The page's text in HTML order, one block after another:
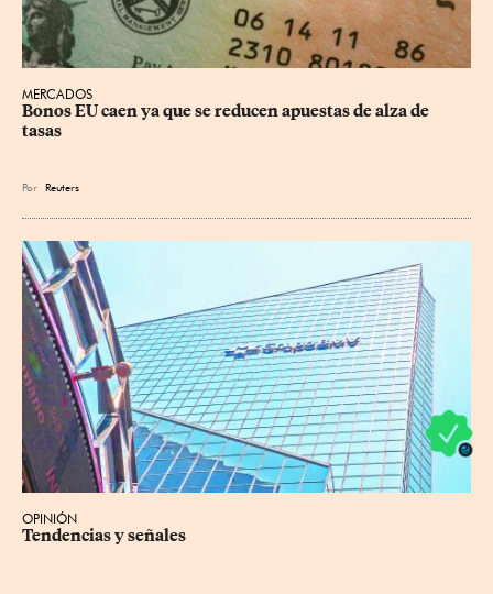
MERCADOS
Bonos EU caen ya que se reducen apuestas de alza de
tasas
Por Reuters
OPINIÓN
Tendencias y señales